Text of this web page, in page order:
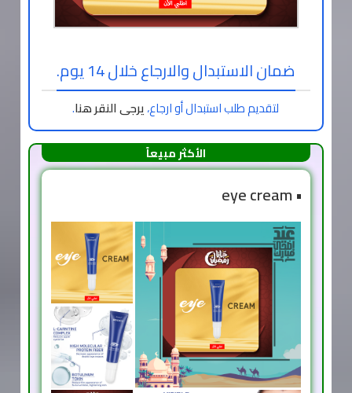
ضمان الاستبدال والارجاع خلال 14 يوم.
لتقديم طلب استبدال أو ارجاع،يرجى النقر هنا.
الأكثر مبيعاً
• eye cream